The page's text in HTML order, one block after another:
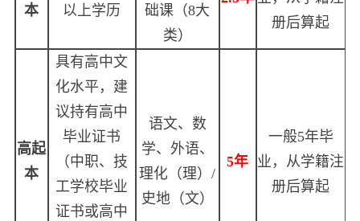
本
以上学历
础课（8大
类）
册后算起
高起
本
具有高中文
化水平，建
议持有高中
毕业证书
（中职、技
工学校毕业
证书或高中
语文、数
学、外语、
理化（理）/
史地（文）
5年
一般5年毕
业，从学籍注
册后算起